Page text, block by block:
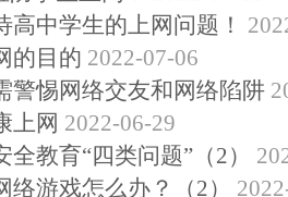
高中学生的上网问题！
的目的 2022-07-06
警惕网络交友和网络陷阱
上网 2022-06-29
全教育“四类问题”（2）
络游戏怎么办？（2）